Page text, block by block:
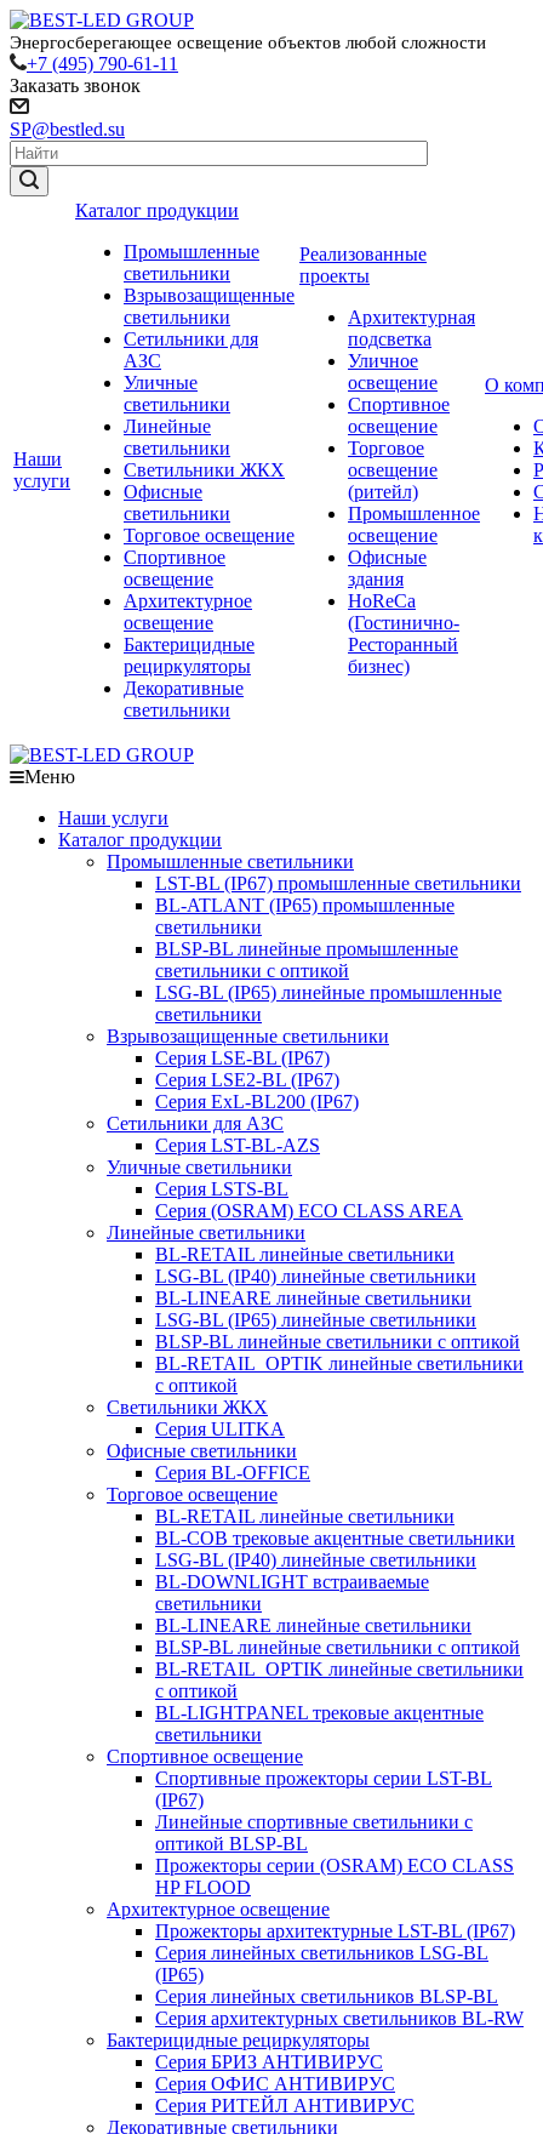
Энергосберегающее освещение объектов любой сложности
+7 (495) 790-61-11
Заказать звонок
SP@bestled.su
Наши
услуги
Каталог продукции
Промышленные
светильники
Взрывозащищенные
светильники
Сетильники для
АЗС
Уличные
светильники
Линейные
светильники
Светильники ЖКХ
Офисные
светильники
Торговое освещение
Спортивное
освещение
Архитектурное
освещение
Бактерицидные
рециркуляторы
Декоративные
светильники
Реализованные
проекты
Архитектурная
подсветка
Уличное
освещение
Спортивное
освещение
Торговое
освещение
(ритейл)
Промышленное
освещение
Офисные
здания
HoReCa
(Гостинично-
Ресторанный
бизнес)
О
Меню
Наши услуги
Каталог продукции
Промышленные светильники
LST-BL (IP67) промышленные светильники
BL-ATLANT (IP65) промышленные
светильники
BLSP-BL линейные промышленные
светильники с оптикой
LSG-BL (IP65) линейные промышленные
светильники
Взрывозащищенные светильники
Серия LSE-BL (IP67)
Серия LSE2-BL (IP67)
Серия ExL-BL200 (IP67)
Сетильники для АЗС
Серия LST-BL-AZS
Уличные светильники
Серия LSTS-BL
Серия (ОSRAM) ECO CLASS AREA
Линейные светильники
BL-RETAIL линейные светильники
LSG-BL (IP40) линейные светильники
BL-LINEARE линейные светильники
LSG-BL (IP65) линейные светильники
BLSP-BL линейные светильники с оптикой
BL-RETAIL_OPTIK линейные светильники
с оптикой
Светильники ЖКХ
Серия ULITKA
Офисные светильники
Серия BL-OFFICE
Торговое освещение
BL-RETAIL линейные светильники
BL-COB трековые акцентные светильники
LSG-BL (IP40) линейные светильники
BL-DOWNLIGHT встраиваемые
светильники
BL-LINEARE линейные светильники
BLSP-BL линейные светильники с оптикой
BL-RETAIL_OPTIK линейные светильники
с оптикой
BL-LIGHTPANEL трековые акцентные
светильники
Спортивное освещение
Спортивные прожекторы серии LST-BL
(IP67)
Линейные спортивные светильники с
оптикой BLSP-BL
Прожекторы серии (OSRAM) ECO CLASS
HP FLOOD
Архитектурное освещение
Прожекторы архитектурные LST-BL (IP67)
Серия линейных светильников LSG-BL
(IP65)
Серия линейных светильников BLSP-BL
Серия архитектурных светильников BL-RW
Бактерицидные рециркуляторы
Серия БРИЗ АНТИВИРУС
Серия ОФИС АНТИВИРУС
Серия РИТЕЙЛ АНТИВИРУС
Декоративные светильники